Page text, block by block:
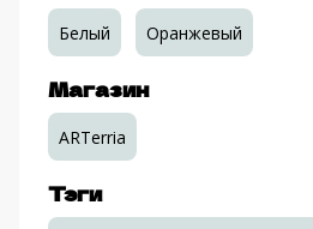
Белый Оранжевый
Магазин
ARTerria
Тэги